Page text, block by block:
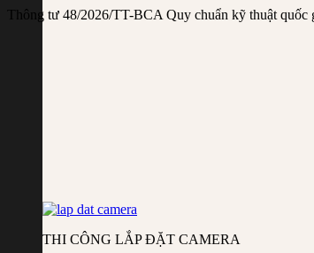
THI CÔNG LẮP ĐẶT CAMERA
Thông tư 48/2026/TT-BCA Quy chuẩn kỹ thuật quốc